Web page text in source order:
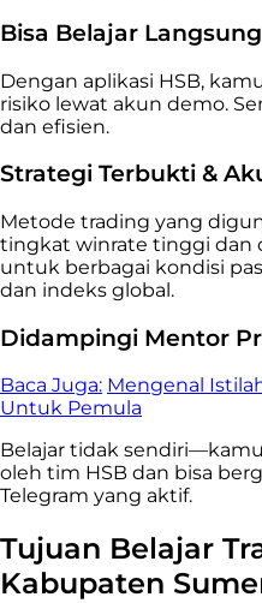
Bisa Belajar
Dengan aplikasi HSB,
risiko lewat akun demo.
dan efisien.
Strategi Terbukti &
Metode trading yang
tingkat winrate tinggi dan
untuk berbagai kondisi
dan indeks global.
Didampingi Mentor
Baca Juga: Mengenal
Untuk Pemula
Belajar tidak
oleh tim HSB dan bisa
Telegram yang aktif.
Tujuan Belajar
Kabupaten